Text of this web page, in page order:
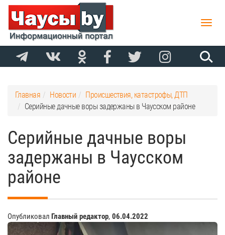
Toggle
Главная Новости
Происшествия, катастрофы, ДТП
Серийные дачные воры задержаны в Чаусском районе
Серийные дачные воры
задержаны в Чаусском
районе
Опубликовал Главный редактор, 06.04.2022